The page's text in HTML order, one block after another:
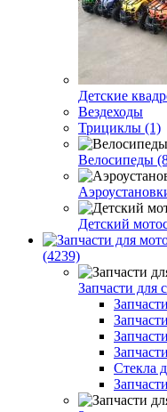
Детские
Вездеходы
Трициклы (1)
Велосипеды
Детский
(4239)
Запчасти для
Стекла